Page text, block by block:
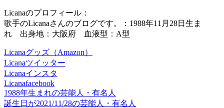
Licanaのプロフィール：
歌手のLicanaさんのブログです。：1988年11月28日生ま
れ 出身地：大阪府 血液型：A型
Licanaグッズ（Amazon）
Licanaツイッター
Licanaインスタ
Licanafacebook
1988年生まれの芸能人・有名人
誕生日が2021/11/28の芸能人・有名人